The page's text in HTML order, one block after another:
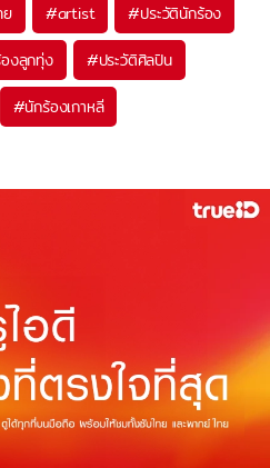
#artist #ประวัตินักร้อง
งลูกทุ่ง #ประวัติศิลปิน
#นักร้องเกาหลี